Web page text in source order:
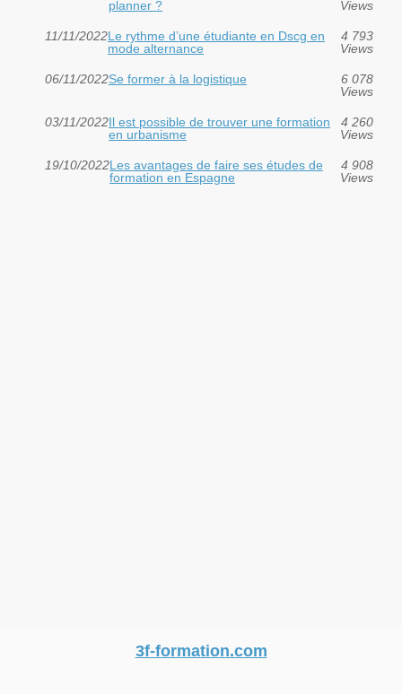
planner ?
Views
11/11/2022Le rythme d’une étudiante en Dscg en
mode alternance
4 793
Views
06/11/2022Se former à la logistique
6 078
Views
03/11/2022Il est possible de trouver une formation
en urbanisme
4 260
Views
19/10/2022Les avantages de faire ses études de
formation en Espagne
4 908
Views
3f-formation.com